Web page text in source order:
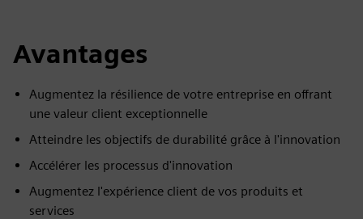
Avantages
Augmentez la résilience de votre entreprise en offrant
une valeur client exceptionnelle
Atteindre les objectifs de durabilité grâce à l'innovation
Accélérer les processus d'innovation
Augmentez l'expérience client de vos produits et
services